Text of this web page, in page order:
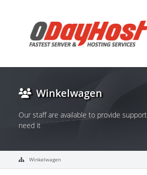
Winkelwagen
Our staff are available to provide
need it
Winkelwagen